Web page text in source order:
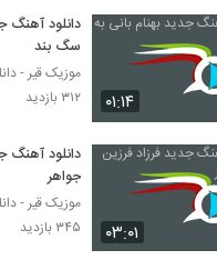
Zadi Pas
دانلود آهنگ دلهره
۲۰۰ بازدید
Kazemi Talaf)
۰۱:۱۴
دانلود آهنگ
سگ بند
موزیک قیر -
۳۱۲ بازدید
۰۳:۰۱
دانلود آهنگ
جواهر
موزیک قیر -
۳۴۵ بازدید